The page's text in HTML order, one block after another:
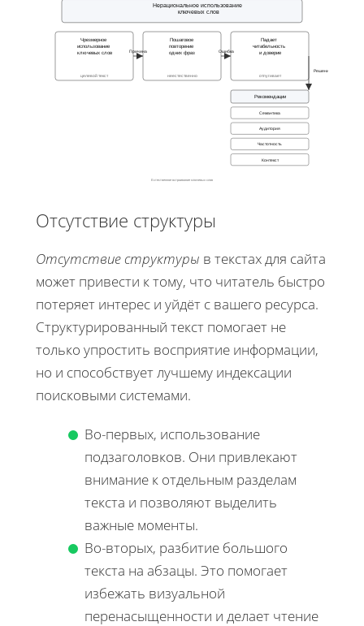
Нерациональное использование
ключевых слов
Чрезмерное
использование
ключевых слов
целевой текст
Пошаговое
повторение
одних фраз
неестественно
Падает
читабельность
и доверие
отпугивает
Причина Ошибка
Рекомендации
Семантика
Аудитория
Частотность
Контекст
Решение
Естественное встраивание ключевых слов
Отсутствие структуры
Отсутствие структуры в текстах для сайта
может привести к тому, что читатель быстро
потеряет интерес и уйдёт с вашего ресурса.
Структурированный текст помогает не
только упростить восприятие информации,
но и способствует лучшему индексации
поисковыми системами.
Во-первых, использование
подзаголовков. Они привлекают
внимание к отдельным разделам
текста и позволяют выделить
важные моменты.
Во-вторых, разбитие большого
текста на абзацы. Это помогает
избежать визуальной
перенасыщенности и делает чтение